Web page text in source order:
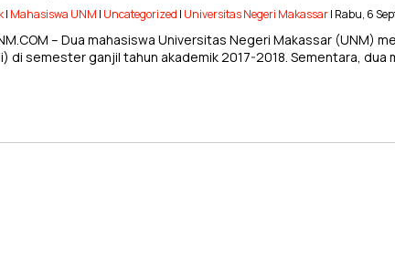
| Mahasiswa UNM | Uncategorized | Universitas Negeri Makassar| Rabu, 6
– Dua mahasiswa Universitas Negeri Makassar (UNM)
di semester ganjil tahun akademik 2017-2018. Sementara, dua